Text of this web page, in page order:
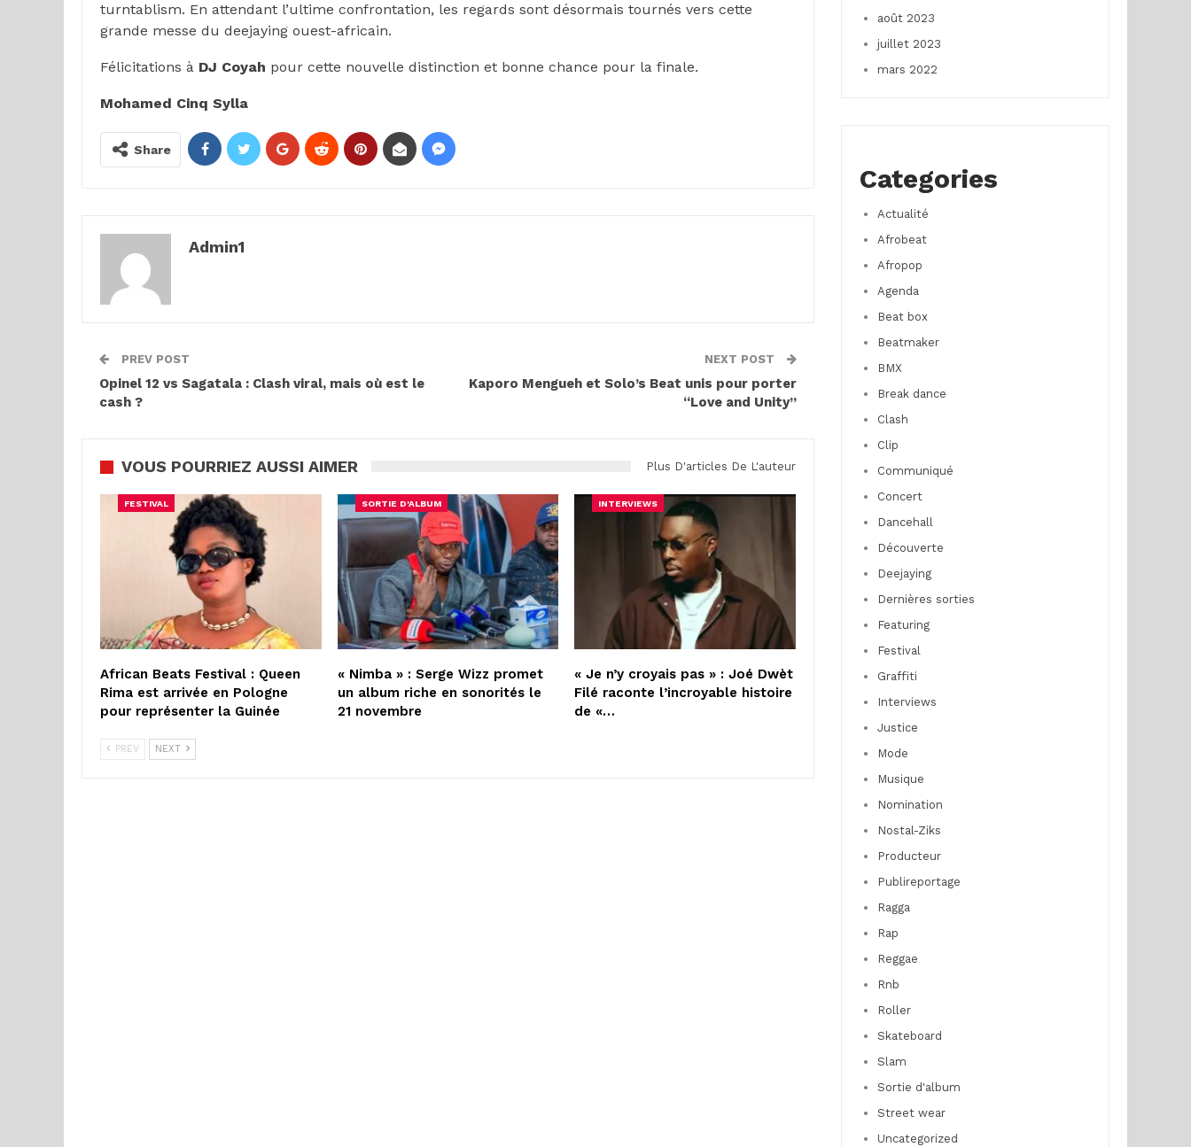
turntablism. En attendant l’ultime confrontation, les regards sont désormais tournés vers cette
grande messe du deejaying ouest-africain.
Félicitations à DJ Coyah pour cette nouvelle distinction et bonne chance pour la finale.
Mohamed Cinq Sylla
Share
Admin1
PREV POST
Opinel 12 vs Sagatala : Clash viral, mais où est le
cash ?
NEXT POST
Kaporo Mengueh et Solo’s Beat unis pour porter
“Love and Unity”
VOUS POURRIEZ AUSSI AIMER Plus D'articles De L'auteur
FESTIVAL
African Beats Festival : Queen
Rima est arrivée en Pologne
pour représenter la Guinée
SORTIE D'ALBUM
« Nimba » : Serge Wizz promet
un album riche en sonorités le
21 novembre
INTERVIEWS
« Je n’y croyais pas » : Joé Dwèt
Filé raconte l’incroyable histoire
de «…
PREV NEXT
août 2023
juillet 2023
mars 2022
Categories
Actualité
Afrobeat
Afropop
Agenda
Beat box
Beatmaker
BMX
Break dance
Clash
Clip
Communiqué
Concert
Dancehall
Découverte
Deejaying
Dernières sorties
Featuring
Festival
Graffiti
Interviews
Justice
Mode
Musique
Nomination
Nostal-Ziks
Producteur
Publireportage
Ragga
Rap
Reggae
Rnb
Roller
Skateboard
Slam
Sortie d'album
Street wear
Uncategorized